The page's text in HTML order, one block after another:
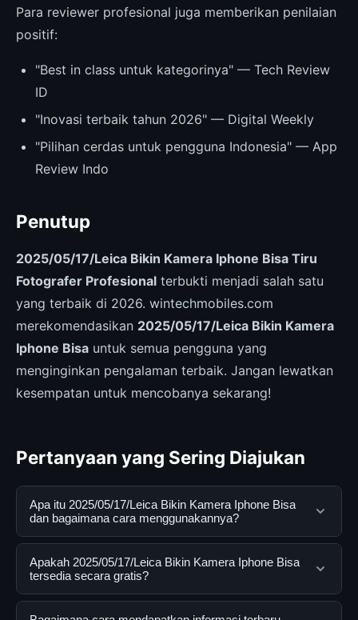
Para reviewer profesional juga memberikan penilaian
positif:
"Best in class untuk kategorinya" — Tech Review
ID
"Inovasi terbaik tahun 2026" — Digital Weekly
"Pilihan cerdas untuk pengguna Indonesia" — App
Review Indo
Penutup
2025/05/17/Leica Bikin Kamera Iphone Bisa Tiru
Fotografer Profesional terbukti menjadi salah satu
yang terbaik di 2026. wintechmobiles.com
merekomendasikan 2025/05/17/Leica Bikin Kamera
Iphone Bisa untuk semua pengguna yang
menginginkan pengalaman terbaik. Jangan lewatkan
kesempatan untuk mencobanya sekarang!
Pertanyaan yang Sering Diajukan
Apa itu 2025/05/17/Leica Bikin Kamera Iphone Bisa
dan bagaimana cara menggunakannya?
2025/05/17/Leica Bikin Kamera Iphone Bisa adalah
layanan digital yang dirancang untuk membantu
pengguna mendapatkan informasi lengkap dan
terpercaya. Anda dapat menggunakannya dengan
Apakah 2025/05/17/Leica Bikin Kamera Iphone Bisa
tersedia secara gratis?
Ya, 2025/05/17/Leica Bikin Kamera Iphone Bisa dapat